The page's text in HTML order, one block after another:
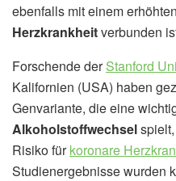
ebenfalls mit einem
Herzkrankheitverbunden
Forschende derStanford
Kalifornien (USA) haben
Genvariante, die eine
Alkoholstoffwechsel
Risiko fürkoronare
Studienergebnisse wurden